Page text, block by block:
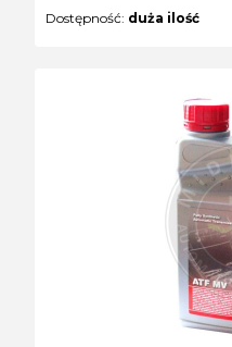
Dostępność: duża ilość